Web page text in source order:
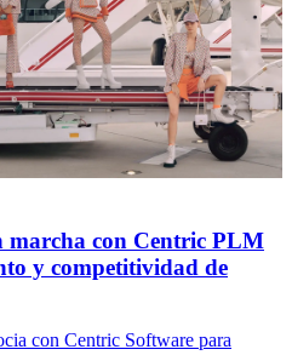
marcha con Centric PLM
y competitividad de
con Centric Software para